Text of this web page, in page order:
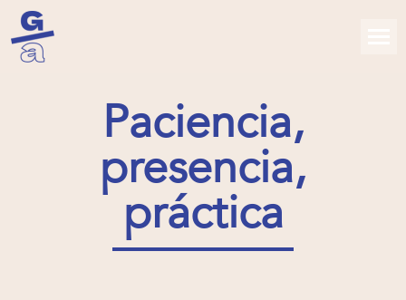
Paciencia,
presencia,
práctica